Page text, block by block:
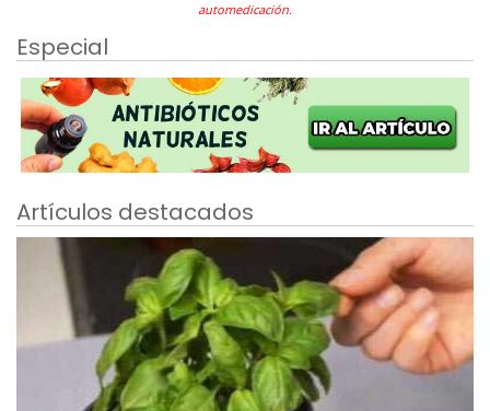
automedicación.
Especial
Artículos destacados